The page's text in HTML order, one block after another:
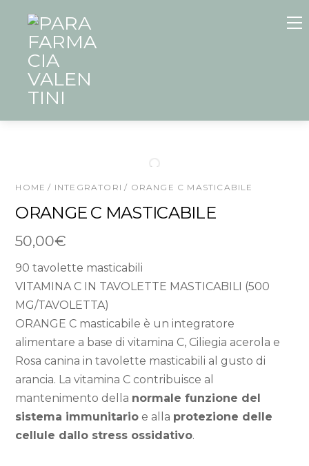
content
HOME / INTEGRATORI / ORANGE C MASTICABILE
ORANGE C MASTICABILE
50,00€
90 tavolette masticabili
VITAMINA C IN TAVOLETTE MASTICABILI (500
MG/TAVOLETTA)
ORANGE C masticabile è un integratore
alimentare a base di vitamina C, Ciliegia acerola e
Rosa canina in tavolette masticabili al gusto di
arancia. La vitamina C contribuisce al
mantenimento della normale funzione del
sistema immunitario e alla protezione delle
cellule dallo stress ossidativo.